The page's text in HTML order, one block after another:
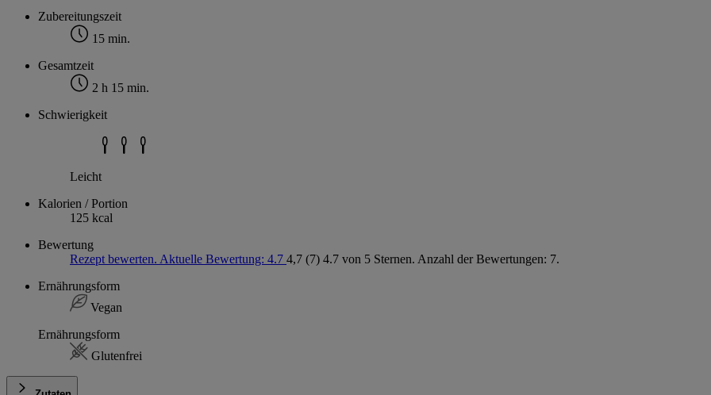
Zubereitungszeit
15 min.
Gesamtzeit
2 h 15 min.
Schwierigkeit
Leicht
Kalorien / Portion
125 kcal
Bewertung
Rezept bewerten. Aktuelle Bewertung: 4.7 4,7 (7) 4.7 von 5 Sternen. Anzahl der Bewertungen: 7.
Ernährungsform
Vegan
Ernährungsform
Glutenfrei